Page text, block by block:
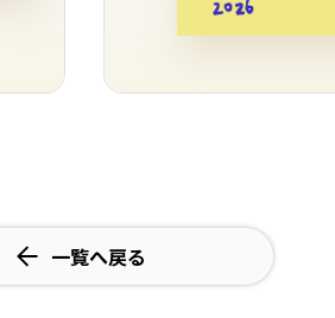
一覧へ戻る